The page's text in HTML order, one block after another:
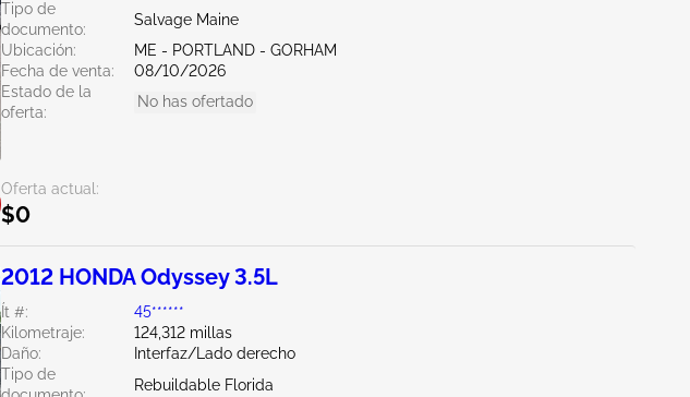
Tipo de
documento:
Salvage Maine
Ubicación:
ME - PORTLAND - GORHAM
Fecha de venta:
08/10/2026
Estado de la
oferta:
No has ofertado
Oferta actual:
$0
2012 HONDA Odyssey 3.5L
Ít #:
45******
Kilometraje:
124,312 millas
Daño:
Interfaz/Lado derecho
Tipo de
Rebuildable Florida